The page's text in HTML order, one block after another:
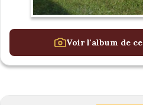
Voir l'album de